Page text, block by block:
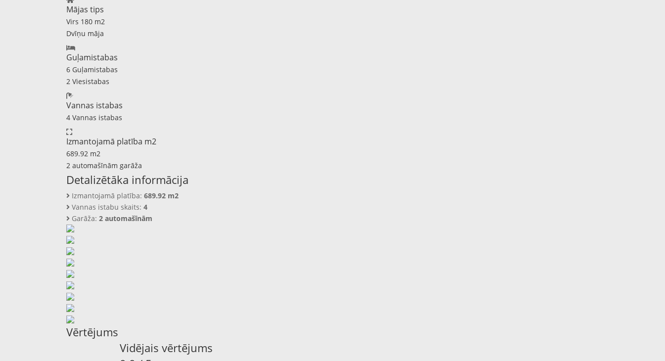
Mājas tips
Virs 180 m2
Dvīņu māja
Guļamistabas
6 Guļamistabas
2 Viesistabas
Vannas istabas
4 Vannas istabas
Izmantojamā platība m2
689.92 m2
2 automašīnām garāža
Detalizētāka informācija
Izmantojamā platība:689.92 m2
Vannas istabu skaits:4
Garāža:2 automašīnām
Vērtējums
Vidējais vērtējums